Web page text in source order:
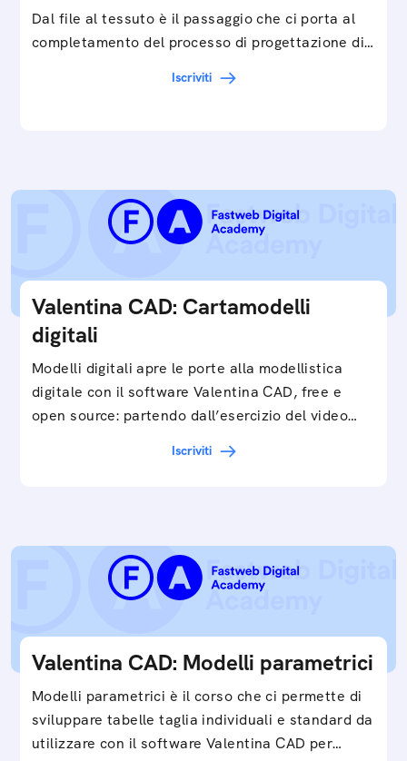
Dal file al tessuto è il passaggio che ci porta al
completamento del processo di progettazione di
Iscriviti
Valentina CAD: Cartamodelli
digitali
Modelli digitali apre le porte alla modellistica
digitale con il software Valentina CAD, free e
open source: partendo dall’esercizio del video…
Iscriviti
Valentina CAD: Modelli parametrici
Modelli parametrici è il corso che ci permette di
sviluppare tabelle taglia individuali e standard da
utilizzare con il software Valentina CAD per…